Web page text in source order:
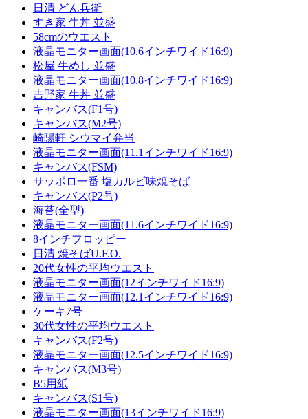
日清 どん兵衛
すき家 牛丼 並盛
58cmのウエスト
液晶モニター画面(10.6インチワイド16:9)
松屋 牛めし 並盛
液晶モニター画面(10.8インチワイド16:9)
吉野家 牛丼 並盛
キャンバス(F1号)
キャンバス(M2号)
崎陽軒 シウマイ弁当
液晶モニター画面(11.1インチワイド16:9)
キャンバス(FSM)
サッポロ一番 塩カルビ味焼そば
キャンバス(P2号)
海苔(全型)
液晶モニター画面(11.6インチワイド16:9)
8インチフロッピー
日清 焼そばU.F.O.
20代女性の平均ウエスト
液晶モニター画面(12インチワイド16:9)
液晶モニター画面(12.1インチワイド16:9)
ケーキ7号
30代女性の平均ウエスト
キャンバス(F2号)
液晶モニター画面(12.5インチワイド16:9)
キャンバス(M3号)
B5用紙
キャンバス(S1号)
液晶モニター画面(13インチワイド16:9)